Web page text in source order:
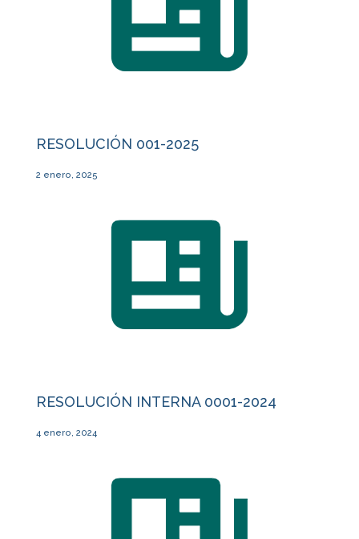
RESOLUCIÓN 001-2025
2 enero, 2025
RESOLUCIÓN INTERNA 0001-2024
4 enero, 2024